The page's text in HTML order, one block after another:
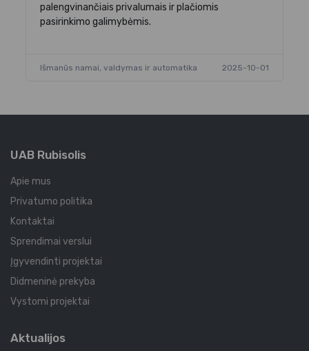
palengvinančiais privalumais ir plačiomis
pasirinkimo galimybėmis.
Išmanūs namai, valdymas ir automatika 2025-10-01
UAB Rubisolis
Apie mus
Privatumo politika
Kontaktai
Sprendimai verslui
Įgyvendinti projektai
Didmeninė prekyba
Vystomi projektai
Aktualijos